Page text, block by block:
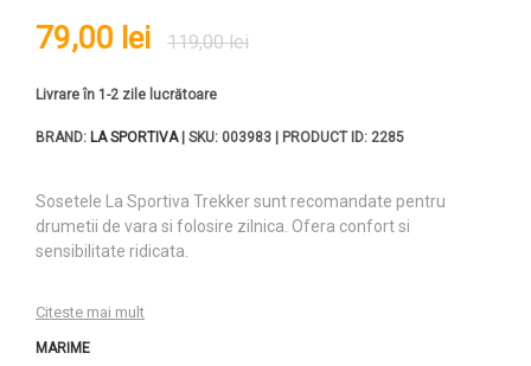
79,00 lei 119,00 lei
Livrare în 1-2 zile lucrătoare
BRAND: LA SPORTIVA| SKU: 003983 | PRODUCT ID: 2285
Sosetele La Sportiva Trekker sunt recomandate pentru
drumetii de vara si folosire zilnica. Ofera confort si
sensibilitate ridicata.
Citeste mai mult
MARIME